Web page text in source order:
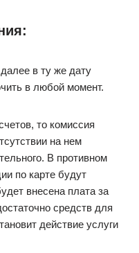
в ту же дату
в любой момент.
то комиссия
на нем
В противном
по карте будут
внесена плата за
средств для
действие услуги